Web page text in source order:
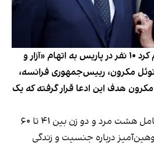
دادگاه کیفری فرانسه اعلام کرد ۱۰ نفر در پاریس به اتهام «آزار و
مکرون، رییس‌جمهوری فرانسه،
هدف این ادعا قرار گرفته که یک
در این پرونده، ۱۰ متهم شامل هشت مرد و دو زن بین ۴۱ تا ۶۰
درباره جنسیت و زندگی